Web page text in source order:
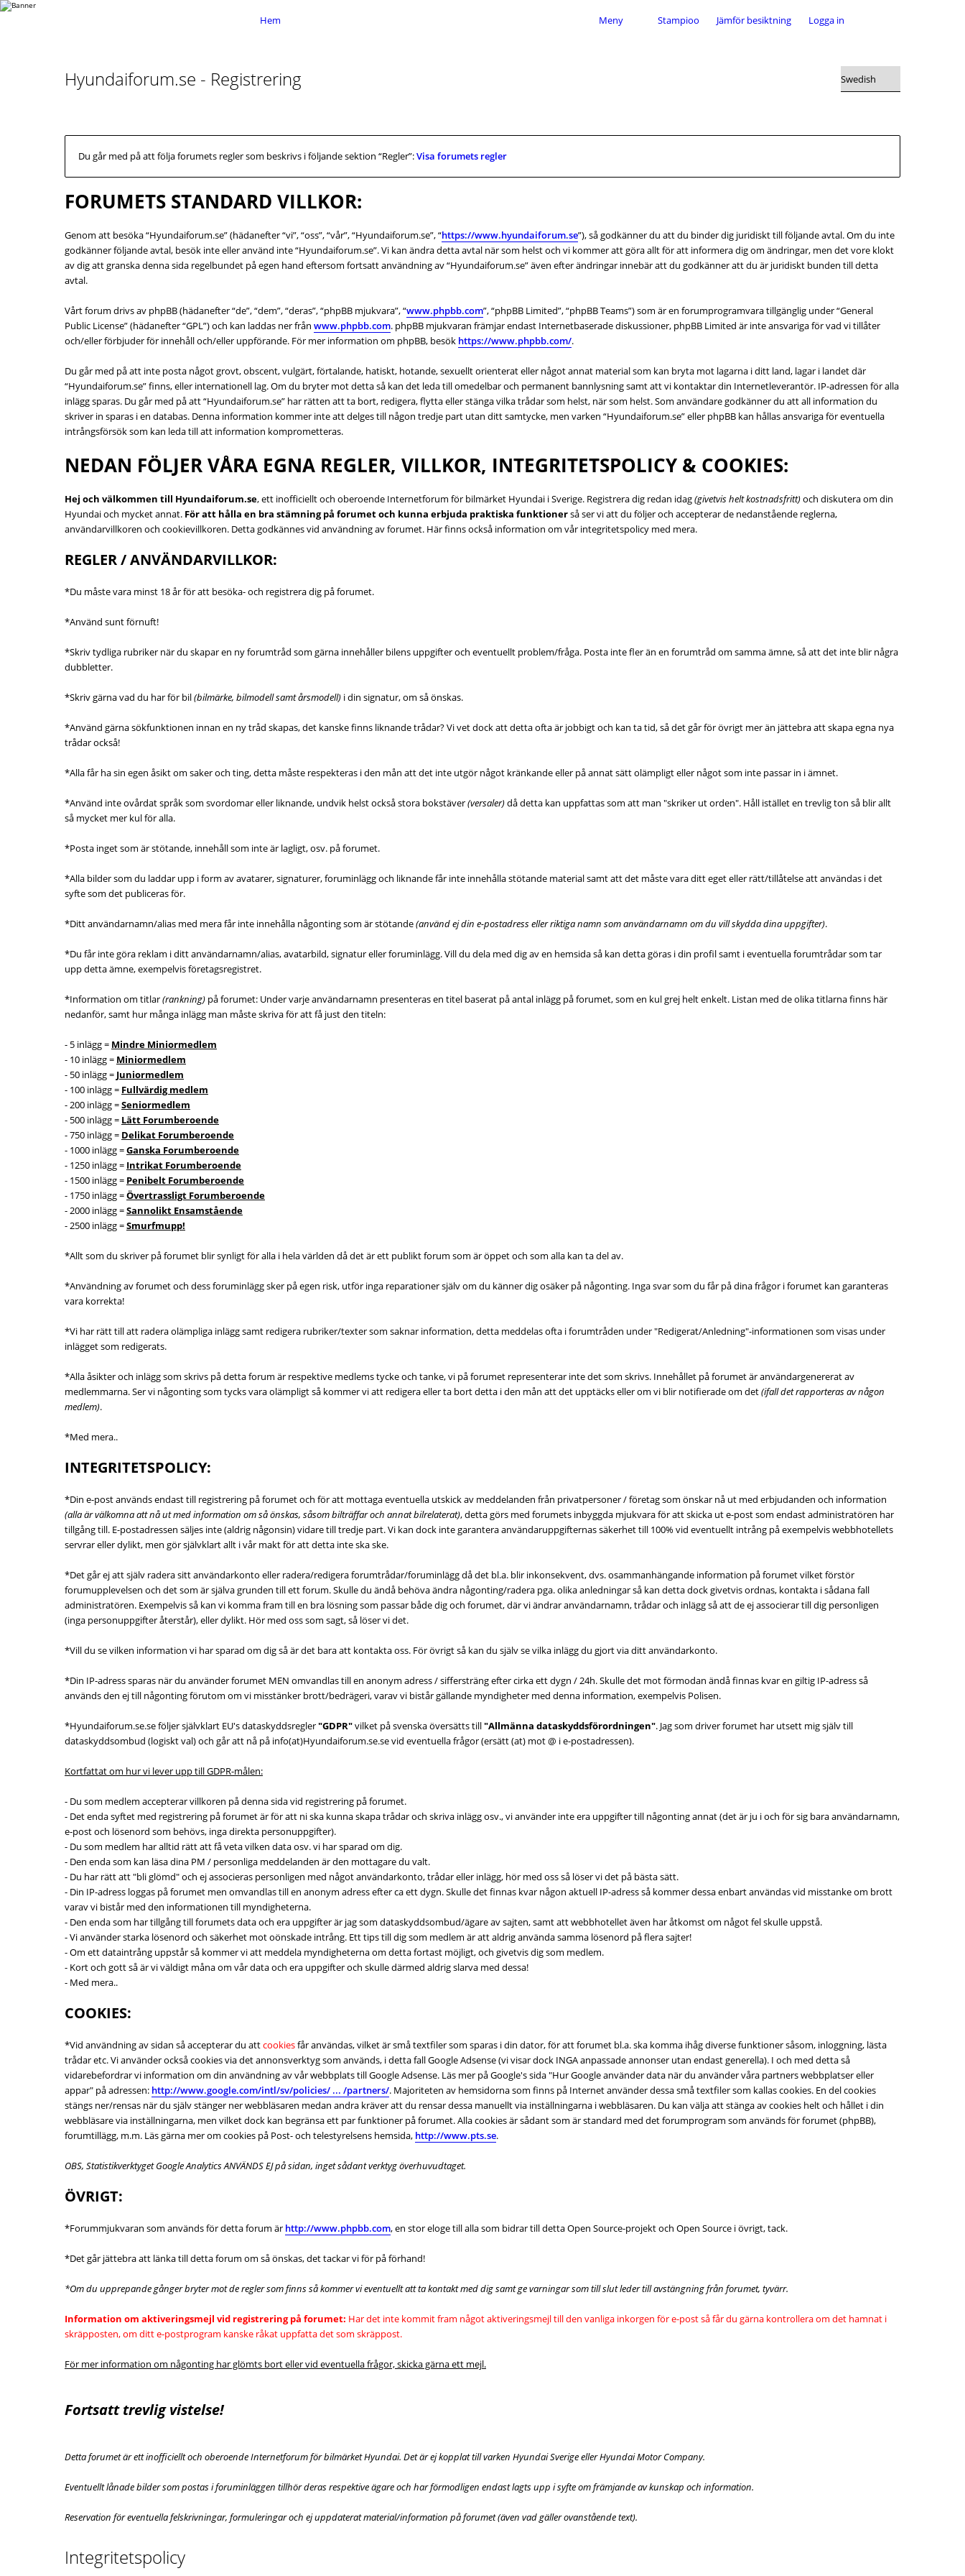
Meny Stampioo Jämför besiktning Logga in
Hem
Hyundaiforum.se - Registrering
Du går med på att följa forumets regler som beskrivs i följande sektion “Regler”:Visa forumets regler
FORUMETS STANDARD VILLKOR:
Genom att besöka “Hyundaiforum.se” (hädanefter “vi”, “oss”, “vår”, “Hyundaiforum.se”, “https://www.hyundaiforum.se”), så godkänner du att du binder dig juridiskt till följande avtal. Om du inte
godkänner följande avtal, besök inte eller använd inte “Hyundaiforum.se”. Vi kan ändra detta avtal när som helst och vi kommer att göra allt för att informera dig om ändringar, men det vore klokt
av dig att granska denna sida regelbundet på egen hand eftersom fortsatt användning av “Hyundaiforum.se” även efter ändringar innebär att du godkänner att du är juridiskt bunden till detta
avtal.
Vårt forum drivs av phpBB (hädanefter “de”, “dem”, “deras”, “phpBB mjukvara”, “www.phpbb.com”, “phpBB Limited”, “phpBB Teams”) som är en forumprogramvara tillgänglig under “General
Public License” (hädanefter “GPL”) och kan laddas ner från www.phpbb.com. phpBB mjukvaran främjar endast Internetbaserade diskussioner, phpBB Limited är inte ansvariga för vad vi tillåter
och/eller förbjuder för innehåll och/eller uppförande. För mer information om phpBB, besök https://www.phpbb.com/.
Du går med på att inte posta något grovt, obscent, vulgärt, förtalande, hatiskt, hotande, sexuellt orienterat eller något annat material som kan bryta mot lagarna i ditt land, lagar i landet där
“Hyundaiforum.se” finns, eller internationell lag. Om du bryter mot detta så kan det leda till omedelbar och permanent bannlysning samt att vi kontaktar din Internetleverantör. IP-adressen för alla
inlägg sparas. Du går med på att “Hyundaiforum.se” har rätten att ta bort, redigera, flytta eller stänga vilka trådar som helst, när som helst. Som användare godkänner du att all information du
skriver in sparas i en databas. Denna information kommer inte att delges till någon tredje part utan ditt samtycke, men varken “Hyundaiforum.se” eller phpBB kan hållas ansvariga för eventuella
intrångsförsök som kan leda till att information komprometteras.
NEDAN FÖLJER VÅRA EGNA REGLER, VILLKOR, INTEGRITETSPOLICY & COOKIES:
Hej och välkommen till Hyundaiforum.se, ett inofficiellt och oberoende Internetforum för bilmärket Hyundai i Sverige. Registrera dig redan idag(givetvis helt kostnadsfritt)och diskutera om din
Hyundai och mycket annat. För att hålla en bra stämning på forumet och kunna erbjuda praktiska funktionerså ser vi att du följer och accepterar de nedanstående reglerna,
användarvillkoren och cookievillkoren. Detta godkännes vid användning av forumet. Här finns också information om vår integritetspolicy med mera.
REGLER / ANVÄNDARVILLKOR:
*Du måste vara minst 18 år för att besöka- och registrera dig på forumet.
*Använd sunt förnuft!
*Skriv tydliga rubriker när du skapar en ny forumtråd som gärna innehåller bilens uppgifter och eventuellt problem/fråga. Posta inte fler än en forumtråd om samma ämne, så att det inte blir några
dubbletter.
*Skriv gärna vad du har för bil(bilmärke, bilmodell samt årsmodell) i din signatur, om så önskas.
*Använd gärna sökfunktionen innan en ny tråd skapas, det kanske finns liknande trådar? Vi vet dock att detta ofta är jobbigt och kan ta tid, så det går för övrigt mer än jättebra att skapa egna nya
trådar också!
*Alla får ha sin egen åsikt om saker och ting, detta måste respekteras i den mån att det inte utgör något kränkande eller på annat sätt olämpligt eller något som inte passar in i ämnet.
*Använd inte ovårdat språk som svordomar eller liknande, undvik helst också stora bokstäver(versaler)då detta kan uppfattas som att man "skriker ut orden". Håll istället en trevlig ton så blir allt
så mycket mer kul för alla.
*Posta inget som är stötande, innehåll som inte är lagligt, osv. på forumet.
*Alla bilder som du laddar upp i form av avatarer, signaturer, foruminlägg och liknande får inte innehålla stötande material samt att det måste vara ditt eget eller rätt/tillåtelse att användas i det
syfte som det publiceras för.
*Ditt användarnamn/alias med mera får inte innehålla någonting som är stötande(använd ej din e-postadress eller riktiga namn som användarnamn om du vill skydda dina uppgifter).
*Du får inte göra reklam i ditt användarnamn/alias, avatarbild, signatur eller foruminlägg. Vill du dela med dig av en hemsida så kan detta göras i din profil samt i eventuella forumtrådar som tar
upp detta ämne, exempelvis företagsregistret.
*Information om titlar(rankning) på forumet: Under varje användarnamn presenteras en titel baserat på antal inlägg på forumet, som en kul grej helt enkelt. Listan med de olika titlarna finns här
nedanför, samt hur många inlägg man måste skriva för att få just den titeln:
- 5 inlägg = Mindre Miniormedlem
- 10 inlägg = Miniormedlem
- 50 inlägg = Juniormedlem
- 100 inlägg = Fullvärdig medlem
- 200 inlägg =Seniormedlem
- 500 inlägg = Lätt Forumberoende
- 750 inlägg = Delikat Forumberoende
- 1000 inlägg =Ganska Forumberoende
- 1250 inlägg = Intrikat Forumberoende
- 1500 inlägg = Penibelt Forumberoende
- 1750 inlägg =Övertrassligt Forumberoende
- 2000 inlägg =Sannolikt Ensamstående
- 2500 inlägg =Smurfmupp!
*Allt som du skriver på forumet blir synligt för alla i hela världen då det är ett publikt forum som är öppet och som alla kan ta del av.
*Användning av forumet och dess foruminlägg sker på egen risk, utför inga reparationer själv om du känner dig osäker på någonting. Inga svar som du får på dina frågor i forumet kan garanteras
vara korrekta!
*Vi har rätt till att radera olämpliga inlägg samt redigera rubriker/texter som saknar information, detta meddelas ofta i forumtråden under "Redigerat/Anledning"-informationen som visas under
inlägget som redigerats.
*Alla åsikter och inlägg som skrivs på detta forum är respektive medlems tycke och tanke, vi på forumet representerar inte det som skrivs. Innehållet på forumet är användargenererat av
medlemmarna. Ser vi någonting som tycks vara olämpligt så kommer vi att redigera eller ta bort detta i den mån att det upptäcks eller om vi blir notifierade om det(ifall det rapporteras av någon
medlem).
*Med mera..
INTEGRITETSPOLICY:
*Din e-post används endast till registrering på forumet och för att mottaga eventuella utskick av meddelanden från privatpersoner / företag som önskar nå ut med erbjudanden och information
(alla är välkomna att nå ut med information om så önskas, såsom bilträffar och annat bilrelaterat), detta görs med forumets inbyggda mjukvara för att skicka ut e-post som endast administratören har
tillgång till. E-postadressen säljes inte (aldrig någonsin) vidare till tredje part. Vi kan dock inte garantera användaruppgifternas säkerhet till 100% vid eventuellt intrång på exempelvis webbhotellets
servrar eller dylikt, men gör självklart allt i vår makt för att detta inte ska ske.
*Det går ej att själv radera sitt användarkonto eller radera/redigera forumtrådar/foruminlägg då det bl.a. blir inkonsekvent, dvs. osammanhängande information på forumet vilket förstör
forumupplevelsen och det som är själva grunden till ett forum. Skulle du ändå behöva ändra någonting/radera pga. olika anledningar så kan detta dock givetvis ordnas, kontakta i sådana fall
administratören. Exempelvis så kan vi komma fram till en bra lösning som passar både dig och forumet, där vi ändrar användarnamn, trådar och inlägg så att de ej associerar till dig personligen
(inga personuppgifter återstår), eller dylikt. Hör med oss som sagt, så löser vi det.
*Vill du se vilken information vi har sparad om dig så är det bara att kontakta oss. För övrigt så kan du själv se vilka inlägg du gjort via ditt användarkonto.
*Din IP-adress sparas när du använder forumet MEN omvandlas till en anonym adress / siffersträng efter cirka ett dygn / 24h. Skulle det mot förmodan ändå finnas kvar en giltig IP-adress så
används den ej till någonting förutom om vi misstänker brott/bedrägeri, varav vi bistår gällande myndigheter med denna information, exempelvis Polisen.
*Hyundaiforum.se.se följer självklart EU's dataskyddsregler"GDPR"vilket på svenska översätts till"Allmänna dataskyddsförordningen". Jag som driver forumet har utsett mig själv till
dataskyddsombud (logiskt val) och går att nå på info(at)Hyundaiforum.se.se vid eventuella frågor (ersätt (at) mot @ i e-postadressen).
Kortfattat om hur vi lever upp till GDPR-målen:
- Du som medlem accepterar villkoren på denna sida vid registrering på forumet.
- Det enda syftet med registrering på forumet är för att ni ska kunna skapa trådar och skriva inlägg osv., vi använder inte era uppgifter till någonting annat (det är ju i och för sig bara användarnamn,
e-post och lösenord som behövs, inga direkta personuppgifter).
- Du som medlem har alltid rätt att få veta vilken data osv. vi har sparad om dig.
- Den enda som kan läsa dina PM / personliga meddelanden är den mottagare du valt.
- Du har rätt att "bli glömd" och ej associeras personligen med något användarkonto, trådar eller inlägg, hör med oss så löser vi det på bästa sätt.
- Din IP-adress loggas på forumet men omvandlas till en anonym adress efter ca ett dygn. Skulle det finnas kvar någon aktuell IP-adress så kommer dessa enbart användas vid misstanke om brott
varav vi bistår med den informationen till myndigheterna.
- Den enda som har tillgång till forumets data och era uppgifter är jag som dataskyddsombud/ägare av sajten, samt att webbhotellet även har åtkomst om något fel skulle uppstå.
- Vi använder starka lösenord och säkerhet mot oönskade intrång. Ett tips till dig som medlem är att aldrig använda samma lösenord på flera sajter!
- Om ett dataintrång uppstår så kommer vi att meddela myndigheterna om detta fortast möjligt, och givetvis dig som medlem.
- Kort och gott så är vi väldigt måna om vår data och era uppgifter och skulle därmed aldrig slarva med dessa!
- Med mera..
COOKIES:
*Vid användning av sidan så accepterar du attcookiesfår användas, vilket är små textfiler som sparas i din dator, för att forumet bl.a. ska komma ihåg diverse funktioner såsom, inloggning, lästa
trådar etc. Vi använder också cookies via det annonsverktyg som används, i detta fall Google Adsense (vi visar dock INGA anpassade annonser utan endast generella). I och med detta så
vidarebefordrar vi information om din användning av vår webbplats till Google Adsense. Läs mer på Google's sida "Hur Google använder data när du använder våra partners webbplatser eller
appar" på adressen: http://www.google.com/intl/sv/policies/ ... /partners/. Majoriteten av hemsidorna som finns på Internet använder dessa små textfiler som kallas cookies. En del cookies
stängs ner/rensas när du själv stänger ner webbläsaren medan andra kräver att du rensar dessa manuellt via inställningarna i webbläsaren. Du kan välja att stänga av cookies helt och hållet i din
webbläsare via inställningarna, men vilket dock kan begränsa ett par funktioner på forumet. Alla cookies är sådant som är standard med det forumprogram som används för forumet (phpBB),
forumtillägg, m.m. Läs gärna mer om cookies på Post- och telestyrelsens hemsida, http://www.pts.se.
OBS, Statistikverktyget Google Analytics ANVÄNDS EJ på sidan, inget sådant verktyg överhuvudtaget.
ÖVRIGT:
*Forummjukvaran som används för detta forum är http://www.phpbb.com, en stor eloge till alla som bidrar till detta Open Source-projekt och Open Source i övrigt, tack.
*Det går jättebra att länka till detta forum om så önskas, det tackar vi för på förhand!
*Om du upprepande gånger bryter mot de regler som finns så kommer vi eventuellt att ta kontakt med dig samt ge varningar som till slut leder till avstängning från forumet, tyvärr.
Information om aktiveringsmejl vid registrering på forumet: Har det inte kommit fram något aktiveringsmejl till den vanliga inkorgen för e-post så får du gärna kontrollera om det hamnat i
skräpposten, om ditt e-postprogram kanske råkat uppfatta det som skräppost.
För mer information om någonting har glömts bort eller vid eventuella frågor, skicka gärna ett mejl.
Fortsatt trevlig vistelse!
Detta forumet är ett inofficiellt och oberoende Internetforum för bilmärket Hyundai. Det är ej kopplat till varken Hyundai Sverige eller Hyundai Motor Company.
Eventuellt lånade bilder som postas i foruminläggen tillhör deras respektive ägare och har förmodligen endast lagts upp i syfte om främjande av kunskap och information.
Reservation för eventuella felskrivningar, formuleringar och ej uppdaterat material/information på forumet (även vad gäller ovanstående text).
Integritetspolicy